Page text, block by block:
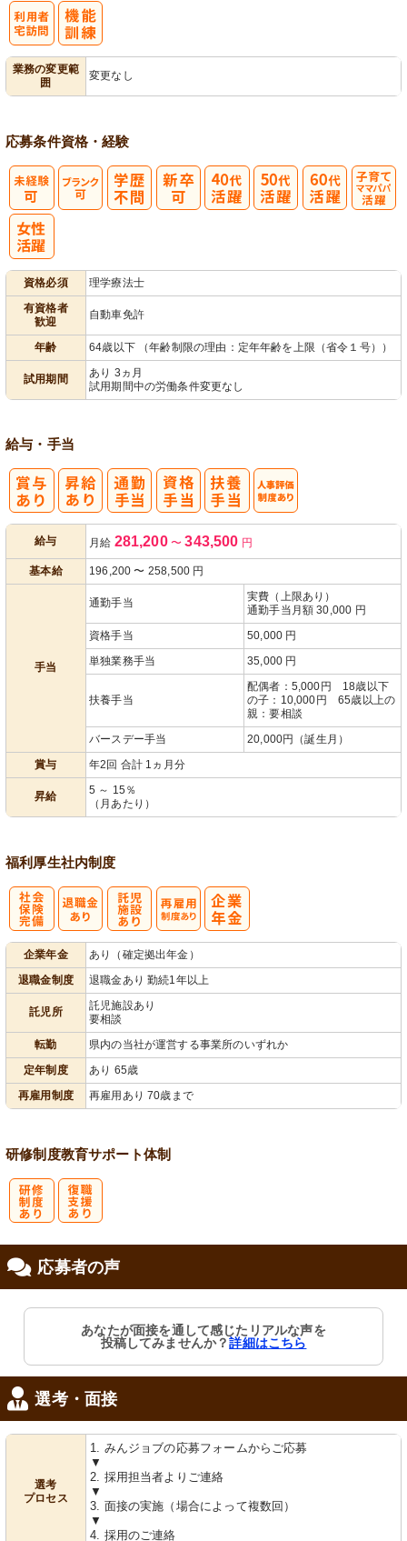
業務の変更範
囲
変更なし
応募条件資格・経験
資格必須
理学療法士
有資格者
歓迎
自動車免許
年齢 64歳以下 （年齢制限の理由：定年年齢を上限（省令１号））
試用期間
あり 3ヵ月
試用期間中の労働条件変更なし
給与・手当
給与 月給 281,200 〜 343,500 円
基本給 196,200 〜 258,500 円
手当
通勤手当
実費（上限あり）
通勤手当月額 30,000 円
資格手当
50,000 円
単独業務手当
35,000 円
扶養手当
配偶者：5,000円 18歳以下
の子：10,000円 65歳以上の
親：要相談
バースデー手当
20,000円（誕生月）
賞与
年2回 合計 1ヵ月分
昇給
5 ～ 15％
（月あたり）
福利厚生社内制度
企業年金
あり（確定拠出年金）
退職金制度
退職金あり 勤続1年以上
託児所
託児施設あり
要相談
転勤
県内の当社が運営する事業所のいずれか
定年制度
あり 65歳
再雇用制度
再雇用あり 70歳まで
研修制度教育サポート体制
応募者の声
あなたが面接を通して感じたリアルな声を
投稿してみませんか？詳細はこちら
選考・面接
選考
プロセス
1. みんジョブの応募フォームからご応募
▼
2. 採用担当者よりご連絡
▼
3. 面接の実施（場合によって複数回）
▼
4. 採用のご連絡